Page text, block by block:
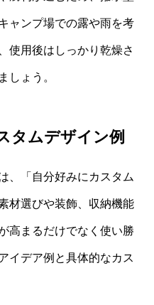
ャンプ場での露や雨を考
使用後はしっかり乾燥さ
しょう。
タムデザイン例
、「自分好みにカスタム
材選びや装飾、収納機能
高まるだけでなく使い勝
イデア例と具体的なカス